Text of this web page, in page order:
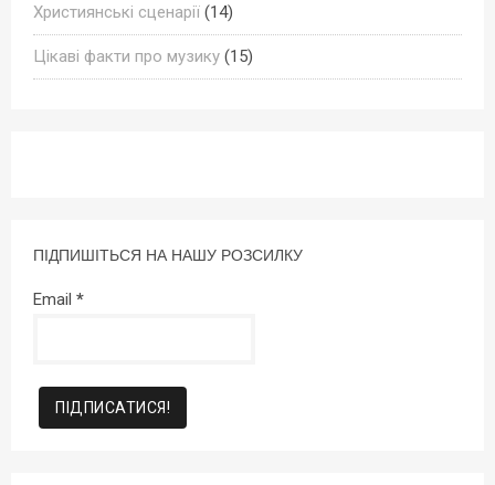
Християнські сценарії (14)
Цікаві факти про музику (15)
ПІДПИШІТЬСЯ НА НАШУ РОЗСИЛКУ
Email *